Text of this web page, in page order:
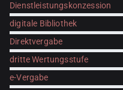
Dienstleistungskonzession
digitale Bibliothek
Direktvergabe
dritte Wertungsstufe
e-Vergabe